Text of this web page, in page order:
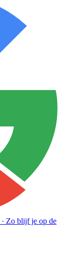
· Zo blijf je op de